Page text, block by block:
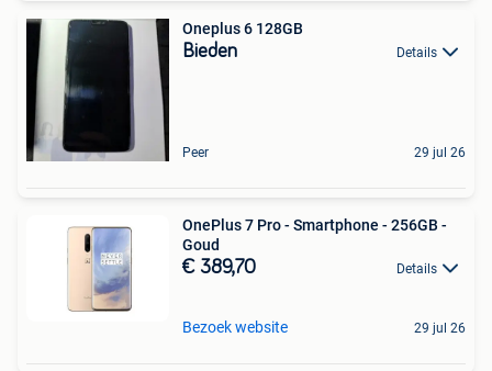
Oneplus 6 128GB
Bieden Details
Peer 29 jul 26
OnePlus 7 Pro - Smartphone - 256GB -
Goud
€ 389,70 Details
Bezoek website 29 jul 26